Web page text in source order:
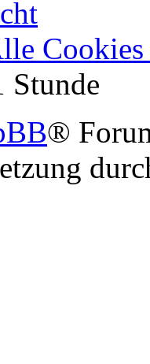
Cookies
Stunde
®